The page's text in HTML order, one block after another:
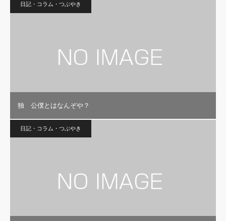
日記・コラム・つぶやき
独 公僕とはなんぞや？
日記・コラム・つぶやき